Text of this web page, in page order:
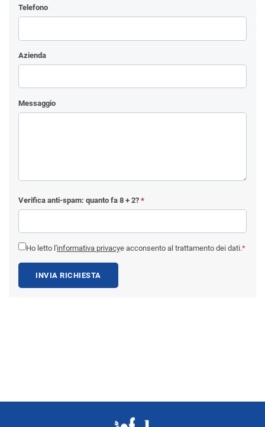
Telefono
Azienda
Messaggio
Verifica anti-spam: quanto fa 8 + 2? *
Ho letto l'informativa privacye acconsento al trattamento dei dati.*
INVIA RICHIESTA